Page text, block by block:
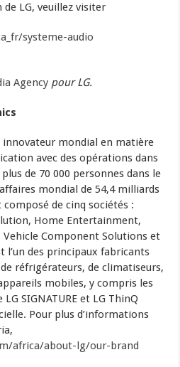
LG, veuillez visiter
systeme-audio
Agency pour LG.
innovateur mondial en matière
avec des opérations dans
de 70 000 personnes dans le
mondial de 54,4 milliards
composé de cinq sociétés :
Home Entertainment,
Component Solutions et
l’un des principaux fabricants
réfrigérateurs, de climatiseurs,
mobiles, y compris les
SIGNATURE et LG ThinQ
Pour plus d’informations
africa/about-lg/our-brand